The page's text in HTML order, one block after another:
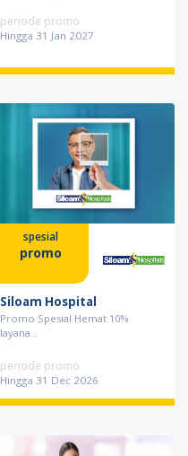
periode promo
Hingga 31 Jan 2027
spesial
promo
Siloam Hospital
Promo Spesial Hemat 10%
layana...
periode promo
Hingga 31 Dec 2026